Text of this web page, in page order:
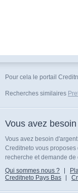
Pour cela le portail
Recherches similaires
Vous avez
Vous avez besoin
Creditneto vous
recherche et demande
Qui sommes nous ?
Creditneto Pays Bas